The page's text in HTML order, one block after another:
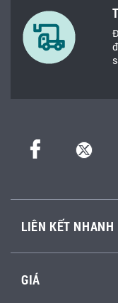
LIÊN KẾT NHANH
GIÁ